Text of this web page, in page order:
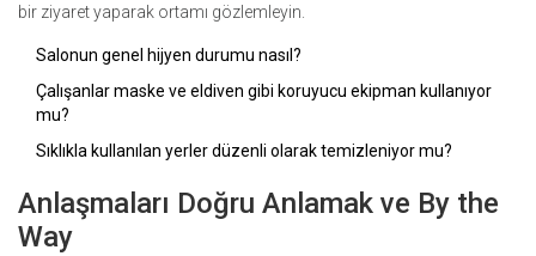
bir ziyaret yaparak ortamı gözlemleyin.
Salonun genel hijyen durumu nasıl?
Çalışanlar maske ve eldiven gibi koruyucu ekipman kullanıyor
mu?
Sıklıkla kullanılan yerler düzenli olarak temizleniyor mu?
Anlaşmaları Doğru Anlamak ve By the
Way